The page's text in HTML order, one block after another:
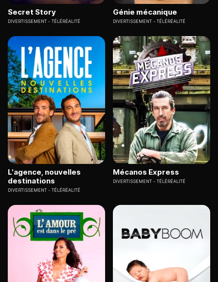
Secret Story
DIVERTISSEMENT TÉLÉRÉALITÉ
Génie mécanique
DIVERTISSEMENT TÉLÉRÉALITÉ
L'agence, nouvelles
destinations
DIVERTISSEMENT TÉLÉRÉALITÉ
Mécanos Express
DIVERTISSEMENT TÉLÉRÉALITÉ